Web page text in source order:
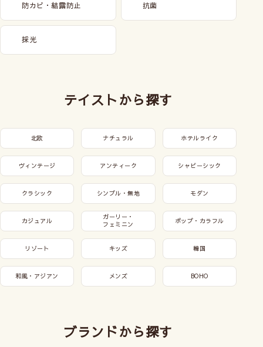
防カビ・結露防止 抗菌
採光
テイストから探す
北欧 ナチュラル ホテルライク
ヴィンテージ アンティーク シャビーシック
クラシック シンプル・無地 モダン
カジュアル
ガーリー・
フェミニン
ポップ・カラフル
リゾート キッズ 韓国
和風・アジアン メンズ BOHO
ブランドから探す